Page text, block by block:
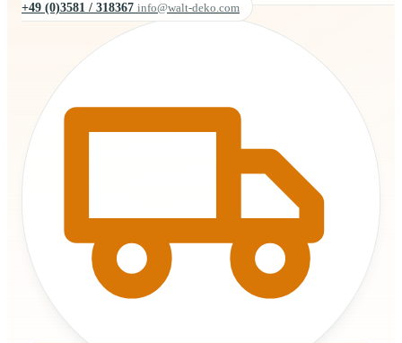
+49 (0)3581 / 318367 info@walt-deko.com